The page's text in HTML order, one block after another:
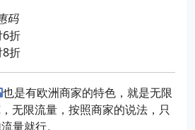
码
6折
8折
也是有欧洲商家的特色，就是无限
无限流量，按照商家的说法，只
量就行。